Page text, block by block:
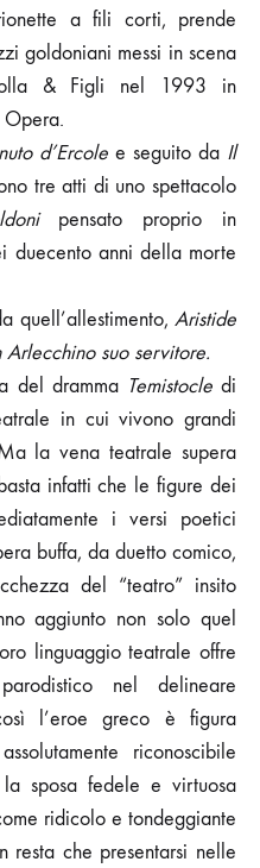
a fili corti, prende
goldoniani messi in scena
& Figli nel 1993 in
d’Ercole e seguito da Il
tre atti di uno spettacolo
pensato proprio in
duecento anni della morte
quell’allestimento, Aristide
Arlecchino suo servitore.
del dramma Temistocledi
in cui vivono grandi
la vena teatrale supera
infatti che le figure dei
i versi poetici
buffa, da duetto comico,
del “teatro” insito
aggiunto non solo quel
linguaggio teatrale offre
nel delineare
l’eroe greco è figura
riconoscibile
la sposa fedele e virtuosa
ridicolo e tondeggiante
resta che presentarsi nelle